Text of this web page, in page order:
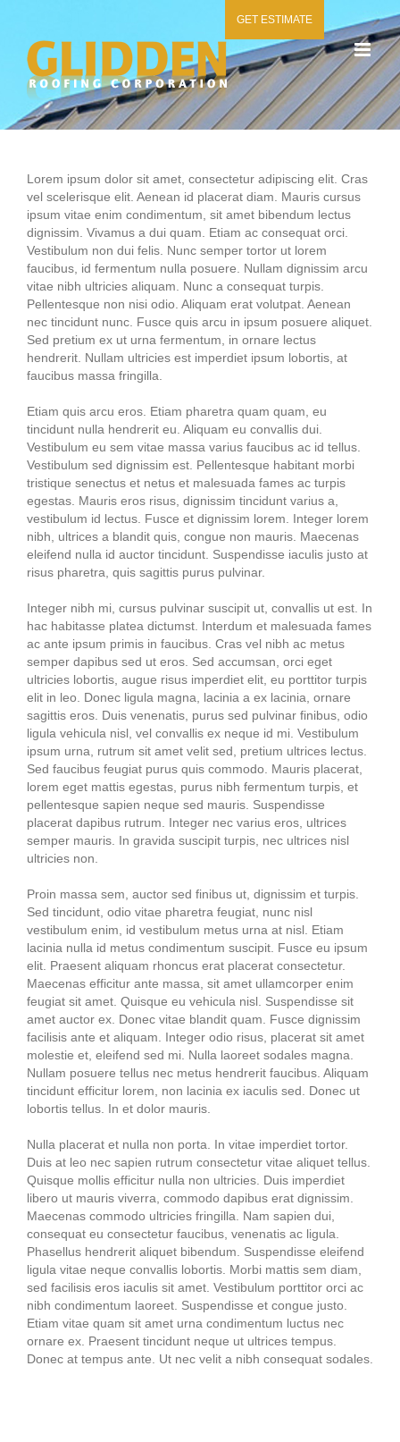
content
GET ESTIMATE
Lorem ipsum dolor sit amet, consectetur adipiscing elit. Cras
vel scelerisque elit. Aenean id placerat diam. Mauris cursus
ipsum vitae enim condimentum, sit amet bibendum lectus
dignissim. Vivamus a dui quam. Etiam ac consequat orci.
Vestibulum non dui felis. Nunc semper tortor ut lorem
faucibus, id fermentum nulla posuere. Nullam dignissim arcu
vitae nibh ultricies aliquam. Nunc a consequat turpis.
Pellentesque non nisi odio. Aliquam erat volutpat. Aenean
nec tincidunt nunc. Fusce quis arcu in ipsum posuere aliquet.
Sed pretium ex ut urna fermentum, in ornare lectus
hendrerit. Nullam ultricies est imperdiet ipsum lobortis, at
faucibus massa fringilla.
Etiam quis arcu eros. Etiam pharetra quam quam, eu
tincidunt nulla hendrerit eu. Aliquam eu convallis dui.
Vestibulum eu sem vitae massa varius faucibus ac id tellus.
Vestibulum sed dignissim est. Pellentesque habitant morbi
tristique senectus et netus et malesuada fames ac turpis
egestas. Mauris eros risus, dignissim tincidunt varius a,
vestibulum id lectus. Fusce et dignissim lorem. Integer lorem
nibh, ultrices a blandit quis, congue non mauris. Maecenas
eleifend nulla id auctor tincidunt. Suspendisse iaculis justo at
risus pharetra, quis sagittis purus pulvinar.
Integer nibh mi, cursus pulvinar suscipit ut, convallis ut est. In
hac habitasse platea dictumst. Interdum et malesuada fames
ac ante ipsum primis in faucibus. Cras vel nibh ac metus
semper dapibus sed ut eros. Sed accumsan, orci eget
ultricies lobortis, augue risus imperdiet elit, eu porttitor turpis
elit in leo. Donec ligula magna, lacinia a ex lacinia, ornare
sagittis eros. Duis venenatis, purus sed pulvinar finibus, odio
ligula vehicula nisl, vel convallis ex neque id mi. Vestibulum
ipsum urna, rutrum sit amet velit sed, pretium ultrices lectus.
Sed faucibus feugiat purus quis commodo. Mauris placerat,
lorem eget mattis egestas, purus nibh fermentum turpis, et
pellentesque sapien neque sed mauris. Suspendisse
placerat dapibus rutrum. Integer nec varius eros, ultrices
semper mauris. In gravida suscipit turpis, nec ultrices nisl
ultricies non.
Proin massa sem, auctor sed finibus ut, dignissim et turpis.
Sed tincidunt, odio vitae pharetra feugiat, nunc nisl
vestibulum enim, id vestibulum metus urna at nisl. Etiam
lacinia nulla id metus condimentum suscipit. Fusce eu ipsum
elit. Praesent aliquam rhoncus erat placerat consectetur.
Maecenas efficitur ante massa, sit amet ullamcorper enim
feugiat sit amet. Quisque eu vehicula nisl. Suspendisse sit
amet auctor ex. Donec vitae blandit quam. Fusce dignissim
facilisis ante et aliquam. Integer odio risus, placerat sit amet
molestie et, eleifend sed mi. Nulla laoreet sodales magna.
Nullam posuere tellus nec metus hendrerit faucibus. Aliquam
tincidunt efficitur lorem, non lacinia ex iaculis sed. Donec ut
lobortis tellus. In et dolor mauris.
Nulla placerat et nulla non porta. In vitae imperdiet tortor.
Duis at leo nec sapien rutrum consectetur vitae aliquet tellus.
Quisque mollis efficitur nulla non ultricies. Duis imperdiet
libero ut mauris viverra, commodo dapibus erat dignissim.
Maecenas commodo ultricies fringilla. Nam sapien dui,
consequat eu consectetur faucibus, venenatis ac ligula.
Phasellus hendrerit aliquet bibendum. Suspendisse eleifend
ligula vitae neque convallis lobortis. Morbi mattis sem diam,
sed facilisis eros iaculis sit amet. Vestibulum porttitor orci ac
nibh condimentum laoreet. Suspendisse et congue justo.
Etiam vitae quam sit amet urna condimentum luctus nec
ornare ex. Praesent tincidunt neque ut ultrices tempus.
Donec at tempus ante. Ut nec velit a nibh consequat sodales.